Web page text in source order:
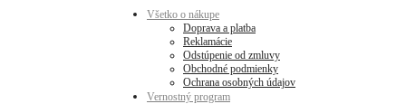
Všetko o nákupe
Doprava a platba
Reklamácie
Odstúpenie od zmluvy
Obchodné podmienky
Ochrana osobných údajov
Vernostný program